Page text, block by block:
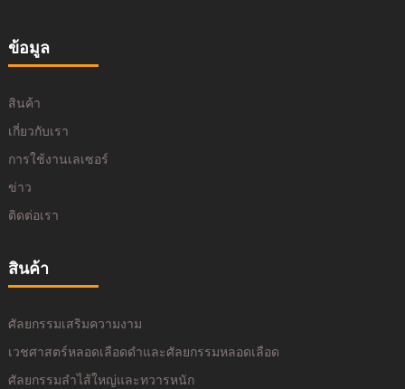
ข้อมูล
สินค้า
เกี่ยวกับเรา
การใช้งานเลเซอร์
ข่าว
ติดต่อเรา
สินค้า
ศัลยกรรมเสริมความงาม
เวชศาสตร์หลอดเลือดดำและศัลยกรรมหลอดเลือด
ศัลยกรรมลำไส้ใหญ่และทวารหนัก